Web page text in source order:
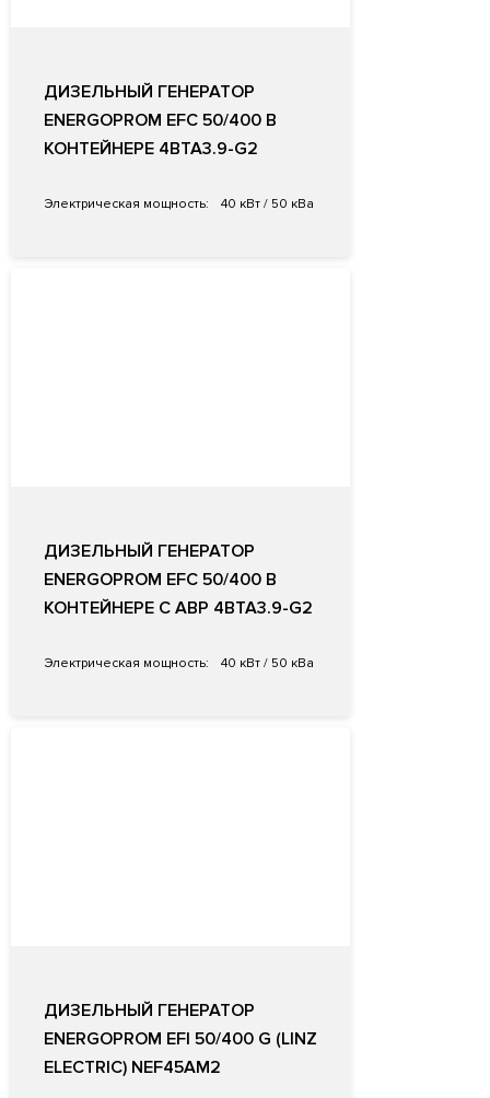
ДИЗЕЛЬНЫЙ ГЕНЕРАТОР
ENERGOPROM EFC 50/400 В
КОНТЕЙНЕРЕ 4BTA3.9-G2
Электрическая мощность: 40 кВт / 50 кВа
ДИЗЕЛЬНЫЙ ГЕНЕРАТОР
ENERGOPROM EFC 50/400 В
КОНТЕЙНЕРЕ С АВР 4BTA3.9-G2
Электрическая мощность: 40 кВт / 50 кВа
ДИЗЕЛЬНЫЙ ГЕНЕРАТОР
ENERGOPROM EFI 50/400 G (LINZ
ELECTRIC) NEF45AM2